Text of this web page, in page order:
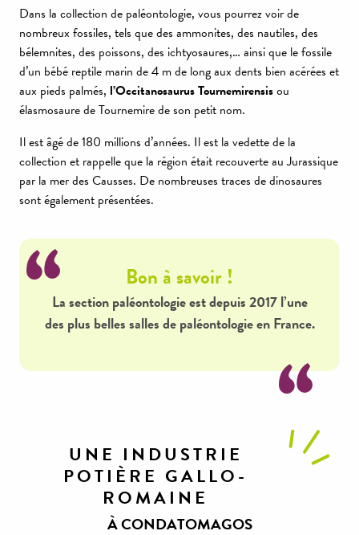
Dans la collection de paléontologie, vous pourrez voir de
nombreux fossiles, tels que des ammonites, des nautiles, des
bélemnites, des poissons, des ichtyosaures,… ainsi que le fossile
d’un bébé reptile marin de 4 m de long aux dents bien acérées et
aux pieds palmés, l’Occitanosaurus Tournemirensisou
élasmosaure de Tournemire de son petit nom.
Il est âgé de 180 millions d’années. Il est la vedette de la
collection et rappelle que la région était recouverte au Jurassique
par la mer des Causses. De nombreuses traces de dinosaures
sont également présentées.
Bon à savoir !
La section paléontologie est depuis 2017 l’une
des plus belles salles de paléontologie en France.
UNE INDUSTRIE
POTIÈRE GALLO-
ROMAINE
À CONDATOMAGOS